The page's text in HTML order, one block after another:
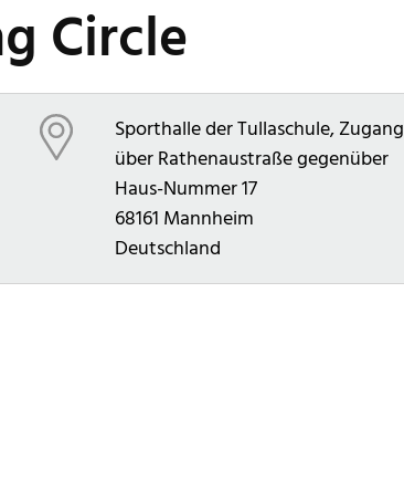
Circle
Sporthalle der Tullaschule, Zugang
über Rathenaustraße gegenüber
Haus-Nummer 17
68161 Mannheim
Deutschland